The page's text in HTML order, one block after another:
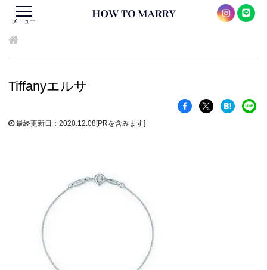
メニュー
Tiffanyエルサ
最終更新日：2020.12.08[PRを含みます]